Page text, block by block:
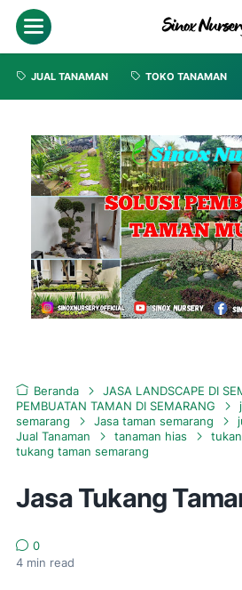
JUAL TANAMAN TOKO TANAMAN
Beranda JASA LANDSCAPE DI
PEMBUATAN TAMAN DI SEMARANG
semarang
Jasa taman semarang
Jual Tanaman
tanaman hias
tukang taman semarang
Jasa Tukang
0
4 min read